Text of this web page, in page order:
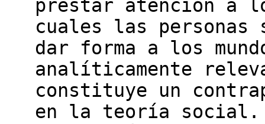
prestar atención a
cuales las personas
dar forma a los
analíticamente
constituye un
en la teoría social.